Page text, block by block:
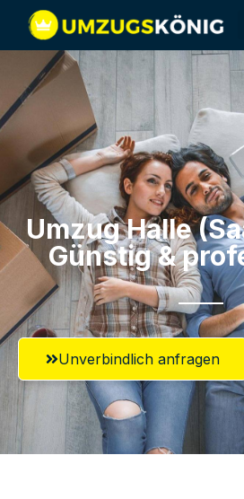
Umzug Halle
Günstig &
Unverbindlich anfragen